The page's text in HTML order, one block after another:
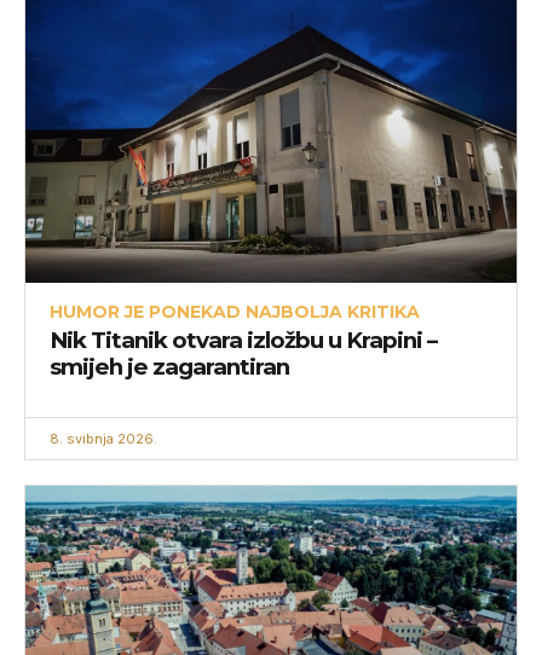
HUMOR JE PONEKAD NAJBOLJA KRITIKA
Nik Titanik otvara izložbu u Krapini –
smijeh je zagarantiran
8. svibnja 2026.